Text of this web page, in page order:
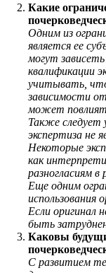
Какие
Одним из
является ее
могут
квалификации
учитывать,
зависимости
может
Также следует
экспертиза не
Некоторые
как
разногласиям в
Еще одним
использования
Если оригинал
быть
Каковы
С развитием